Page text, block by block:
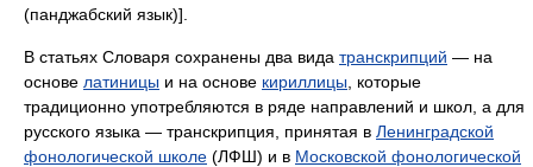
(панджабский язык)].
В статьях Словаря сохранены два вида транскрипций — на
основе латиницы и на основе кириллицы , которые
традиционно употребляются в ряде направлений и школ, а для
русского языка — транскрипция, принятая в Ленинградской
фонологической школе (ЛФШ) и в Московской фонологической